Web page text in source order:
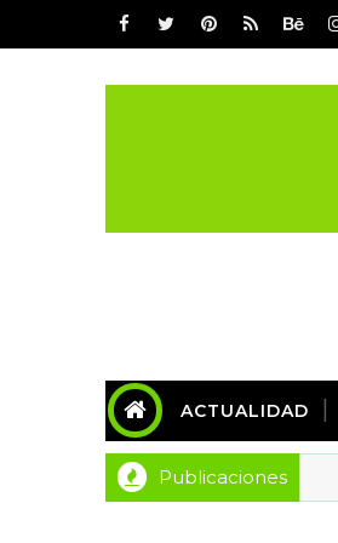
ACTUALIDAD
Publicaciones